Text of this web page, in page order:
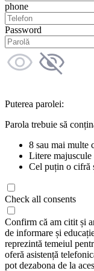
phone
Password
Puterea parolei:
Parola trebuie să
8 sau mai multe
Litere
Cel puțin o cifră
Check all consents
Confirm că am citit și
de informare și
reprezintă temeiul
oferă asistență
pot dezabona de la